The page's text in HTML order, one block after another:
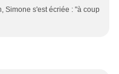
Simone s'est écriée : "à coup